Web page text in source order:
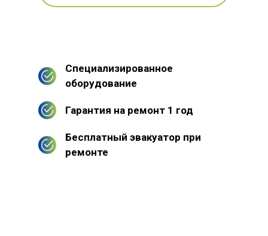
Специализированное
оборудование
Гарантия на ремонт 1 год
Бесплатный эвакуатор при
ремонте